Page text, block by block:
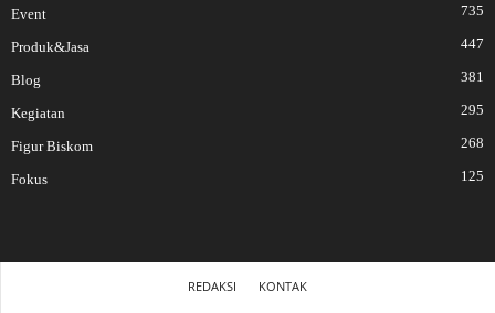
Event 735
Produk&Jasa 447
Blog 381
Kegiatan 295
Figur Biskom 268
Fokus 125
REDAKSI
KONTAK